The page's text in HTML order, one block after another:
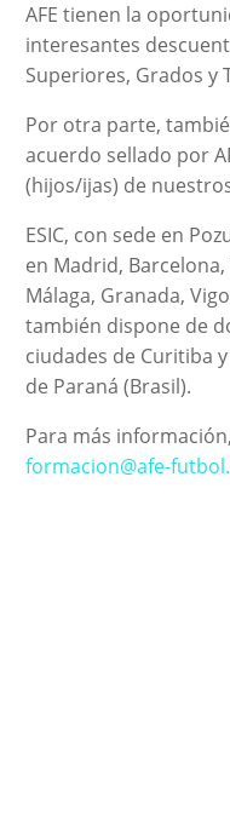
AFE tienen la
interesantes
Superiores, Grados y
Por otra parte,
acuerdo sellado por
(hijos/ijas) de
ESIC, con sede en
en Madrid, Barcelona,
Málaga, Granada,
también dispone de
ciudades de Curitiba
de Paraná (Brasil).
Para más
formacion@afe-